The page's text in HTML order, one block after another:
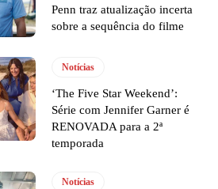
Penn traz atualização incerta
sobre a sequência do filme
Notícias
‘The Five Star Weekend’:
Série com Jennifer Garner é
RENOVADA para a 2ª
temporada
Notícias